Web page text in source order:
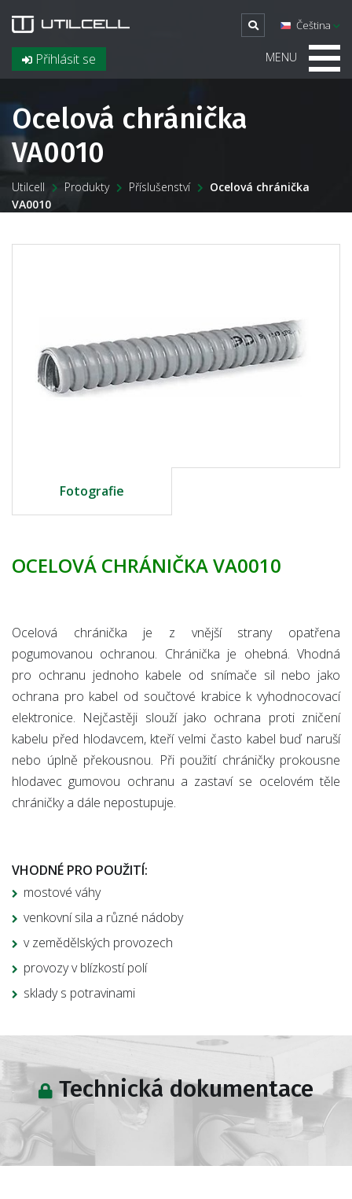
Přihlásit se
Čeština
MENU
Ocelová chránička
VA0010
Utilcell Produkty Příslušenství
Ocelová chránička
VA0010
Fotografie
OCELOVÁ CHRÁNIČKA VA0010
Ocelová chránička je z vnější strany opatřena
pogumovanou ochranou. Chránička je ohebná. Vhodná
pro ochranu jednoho kabele od snímače sil nebo jako
ochrana pro kabel od součtové krabice k vyhodnocovací
elektronice. Nejčastěji slouží jako ochrana proti zničení
kabelu před hlodavcem, kteří velmi často kabel buď naruší
nebo úplně překousnou. Při použití chráničky prokousne
hlodavec gumovou ochranu a zastaví se ocelovém těle
chráničky a dále nepostupuje.
VHODNÉ PRO POUŽITÍ:
mostové váhy
venkovní sila a různé nádoby
v zemědělských provozech
provozy v blízkostí polí
sklady s potravinami
Technická dokumentace